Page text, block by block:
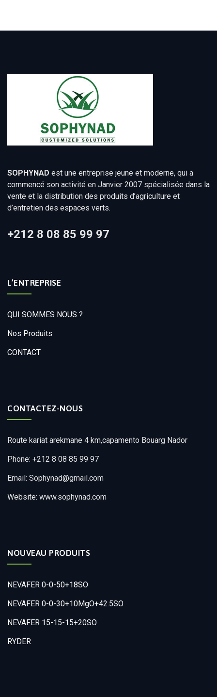
SOPHYNAD est une entreprise jeune et moderne, qui a
commencé son activité en Janvier 2007 spécialisée dans la
vente et la distribution des produits d’agriculture et
d’entretien des espaces verts.
+212 8 08 85 99 97
L’ENTREPRISE
QUI SOMMES NOUS ?
Nos Produits
CONTACT
CONTACTEZ-NOUS
Route kariat arekmane 4 km,capamento Bouarg Nador
Phone: +212 8 08 85 99 97
Email: Sophynad@gmail.com
Website: www.sophynad.com
NOUVEAU PRODUITS
NEVAFER 0-0-50+18SO
NEVAFER 0-0-30+10MgO+42.5SO
NEVAFER 15-15-15+20SO
RYDER